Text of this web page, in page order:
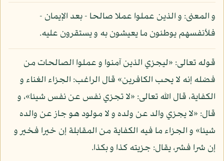
و المعنى: و الذين عملوا عملا صالحا - بعد الإيمان -
فلأنفسهم يوطئون ما يعيشون به و يستقرون عليه.
قوله تعالى: «ليجزي الذين آمنوا و عملوا الصالحات من
فضله إنه لا يحب الكافرين» قال الراغب: الجزاء الغناء و
الكفاية، قال الله تعالى: «لا تجزي نفس عن نفس شيئا»، و
قال: «لا يجزي والد عن ولده و لا مولود هو جاز عن والده
شيئا» و الجزاء ما فيه الكفاية من المقابلة إن خيرا فخير و
إن شرا فشر، يقال: جزيته كذا و بكذا.